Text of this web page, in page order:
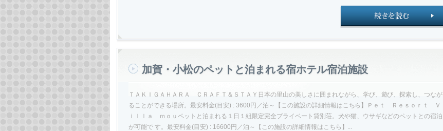
加賀・小松のペットと泊まれる宿ホテル宿泊施設
ＴＡＫＩＧＡＨＡＲＡ ＣＲＡＦＴ＆ＳＴＡＹ日本の里山の美しさに囲まれながら、学び、遊び、探索し、つなが
ることができる場所。最安料金(目安) : 3600円／泊～【この施設の詳細情報はこちら】Ｐｅｔ Ｒｅｓｏｒｔ Ｖ
ｉｌｌａ ｍｏｕペットと泊まれる１日１組限定完全プライベート貸別荘。犬や猫、ウサギなどのペットとの宿泊
が可能で す。最安料金(目安) : 16600円／泊～【この施設の詳細情報はこちら】...